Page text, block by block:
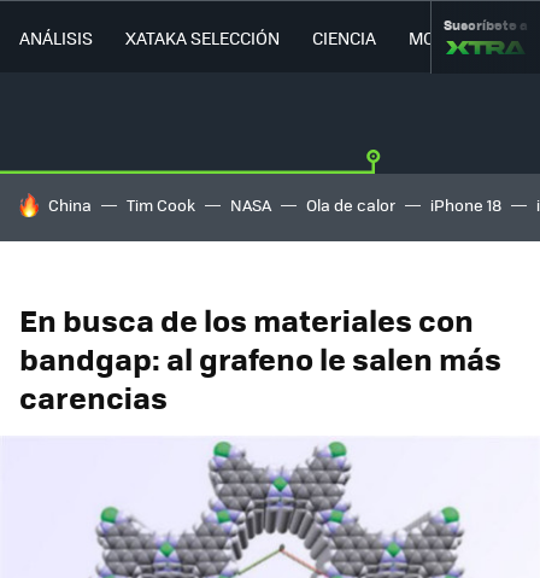
ANÁLISIS XATAKA SELECCIÓN CIENCIA MOVILIDAD
Suscríbete a
HOY SE HABLA DE
China Tim Cook NASA Ola de calor iPhone 18
En busca de los materiales con
bandgap: al grafeno le salen más
carencias